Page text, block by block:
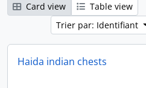
Card view
Table view
Trier par: Identifiant
Haida indian chests